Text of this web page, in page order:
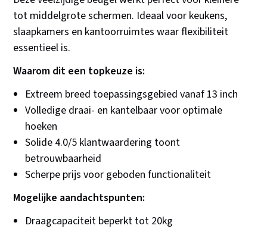
tot middelgrote schermen. Ideaal voor keukens,
slaapkamers en kantoorruimtes waar flexibiliteit
essentieel is.
Waarom dit een topkeuze is:
Extreem breed toepassingsgebied vanaf 13 inch
Volledige draai- en kantelbaar voor optimale
hoeken
Solide 4.0/5 klantwaardering toont
betrouwbaarheid
Scherpe prijs voor geboden functionaliteit
Mogelijke aandachtspunten:
Draagcapaciteit beperkt tot 20kg